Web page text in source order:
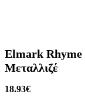
Elmark Rhyme
Μεταλλιζέ
18.93€